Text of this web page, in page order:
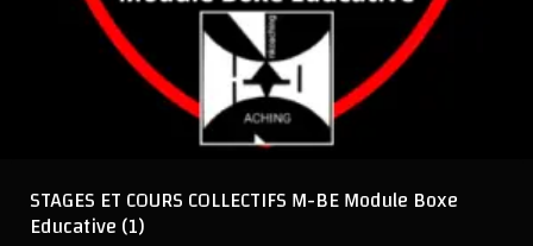
STAGES ET COURS COLLECTIFS M-BE Module Boxe
Educative(1)